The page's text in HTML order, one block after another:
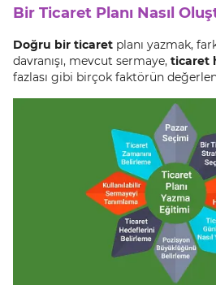
Bir Ticaret Planı Nasıl
Doğru bir ticaret planı yazmak,
davranışı, mevcut sermaye, ticaret
fazlası gibi birçok faktörün